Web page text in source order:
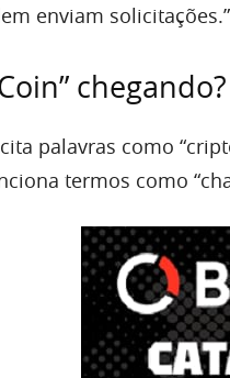
enviam solicitações.”
chegando?
palavras como
termos como